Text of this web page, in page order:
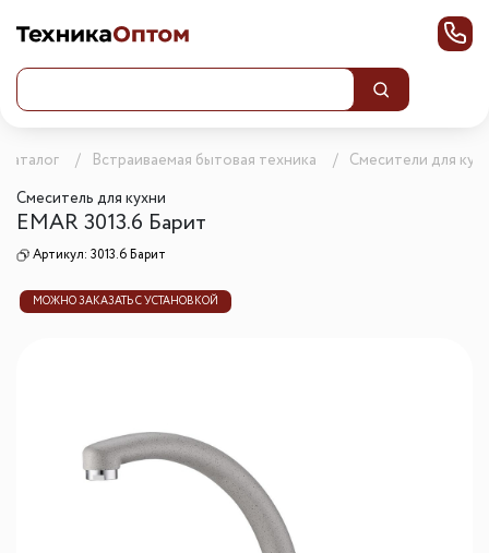
Каталог Встраиваемая бытовая техника
Смесители для
Смеситель для кухни
EMAR 3013.6 Барит
Артикул: 3013.6 Барит
МОЖНО ЗАКАЗАТЬ С УСТАНОВКОЙ